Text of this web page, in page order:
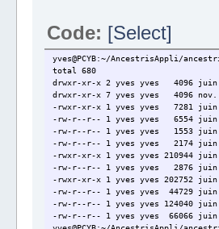
Code: [Select]
yves@PCYB:~/AncestrisAppli/
total 680
drwxr-xr-x 2 yves yves 4096
drwxr-xr-x 7 yves yves 4096
-rwxr-xr-x 1 yves yves 7281
-rw-r--r-- 1 yves yves 6554
-rw-r--r-- 1 yves yves 1553
-rw-r--r-- 1 yves yves 2174
-rwxr-xr-x 1 yves yves 210944
-rw-r--r-- 1 yves yves 2876
-rwxr-xr-x 1 yves yves 202752
-rw-r--r-- 1 yves yves 44729
-rw-r--r-- 1 yves yves 124040
-rw-r--r-- 1 yves yves 66066